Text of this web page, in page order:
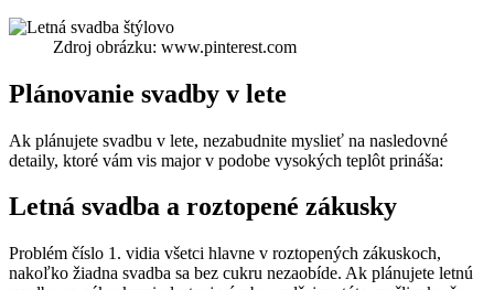
Zdroj obrázku: www.pinterest.com
Plánovanie svadby v lete
Ak plánujete svadbu v lete, nezabudnite myslieť na nasledovné
detaily, ktoré vám vis major v podobe vysokých teplôt prináša:
Letná svadba a roztopené zákusky
Problém číslo 1. vidia všetci hlavne v roztopených zákuskoch,
nakoľko žiadna svadba sa bez cukru nezaobíde. Ak plánujete letnú